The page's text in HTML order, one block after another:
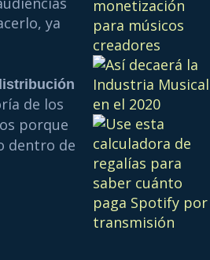
ya
de los
porque
dentro de